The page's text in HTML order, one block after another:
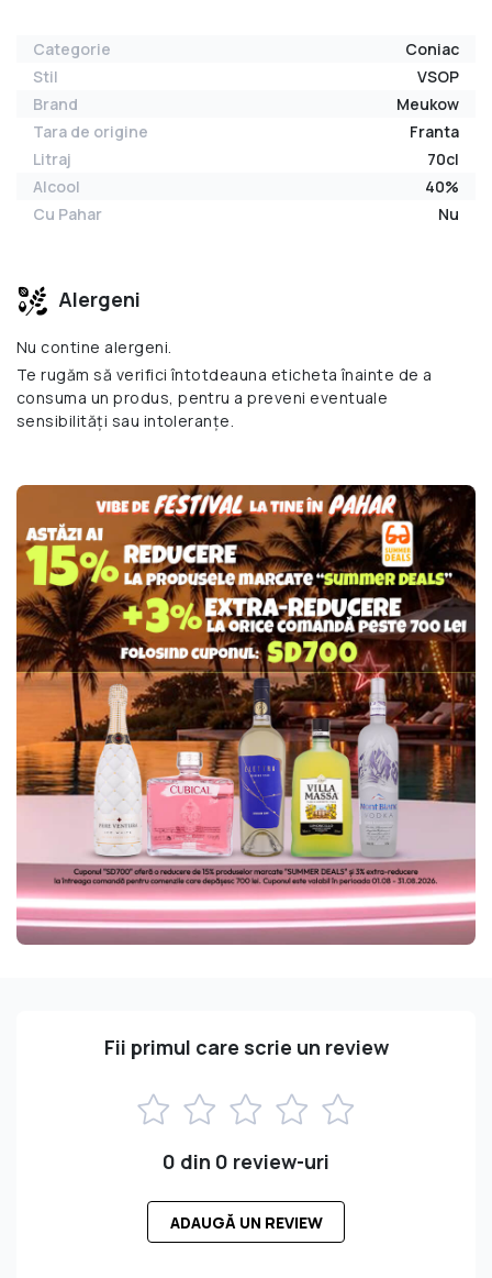
Categorie
Coniac
Stil
VSOP
Brand
Meukow
Tara de origine
Franta
Litraj
70cl
Alcool
40%
Cu Pahar
Nu
Alergeni
Nu contine alergeni.
Te rugăm să verifici întotdeauna eticheta înainte de a
consuma un produs, pentru a preveni eventuale
sensibilități sau intoleranțe.
Fii primul care scrie un review
0 din 0 review-uri
ADAUGĂ UN REVIEW